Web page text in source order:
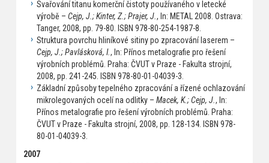
Svařování titanu komerční čistoty používaného v letecké
výrobě – Cejp, J.; Kinter, Z.; Prajer, J., In: METAL 2008. Ostrava:
Tanger, 2008, pp. 79-80. ISBN 978-80-254-1987-8.
Struktura povrchu hliníkové sitiny po zpracování laserem –
Cejp, J.; Pavlásková, I., In: Přínos metalografie pro řešení
výrobních problémů. Praha: ČVUT v Praze - Fakulta strojní,
2008, pp. 241-245. ISBN 978-80-01-04039-3.
Základní způsoby tepelného zpracování a řízené ochlazování
mikrolegovaných ocelí na odlitky – Macek, K.; Cejp, J., In:
Přínos metalografie pro řešení výrobních problémů. Praha:
ČVUT v Praze - Fakulta strojní, 2008, pp. 128-134. ISBN 978-
80-01-04039-3.
2007